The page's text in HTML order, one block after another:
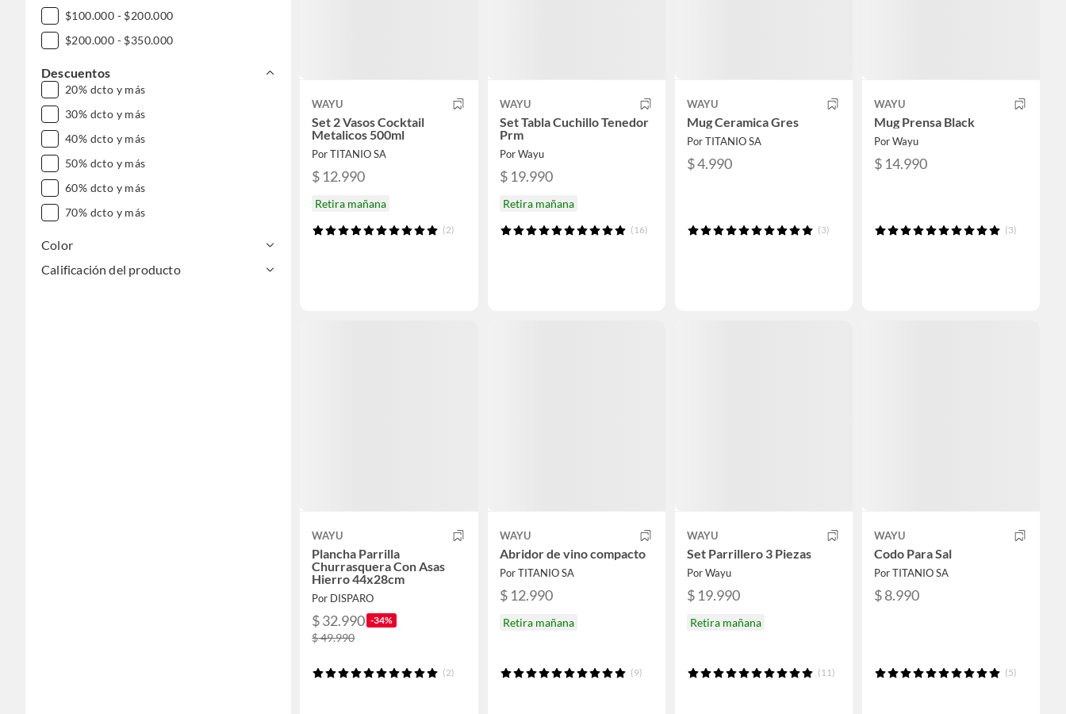
$100.000 - $200.000
$200.000 - $350.000
Descuentos
20% dcto y más
30% dcto y más
40% dcto y más
50% dcto y más
60% dcto y más
70% dcto y más
Color
Calificación del producto
WAYU
Set 2 Vasos Cocktail
Metalicos 500ml
Por TITANIO SA
$ 12.990
Retira mañana
(2)
WAYU
Set Tabla Cuchillo Tenedor
Prm
Por Wayu
$ 19.990
Retira mañana
(16)
WAYU
Mug Ceramica Gres
Por TITANIO SA
$ 4.990
(3)
WAYU
Mug Prensa Black
Por Wayu
$ 14.990
(3)
WAYU
Plancha Parrilla
Churrasquera Con Asas
Hierro 44x28cm
Por DISPARO
$ 32.990 -34%
$ 49.990
(2)
WAYU
Abridor de vino compacto
Por TITANIO SA
$ 12.990
Retira mañana
(9)
WAYU
Set Parrillero 3 Piezas
Por Wayu
$ 19.990
Retira mañana
(11)
WAYU
Codo Para Sal
Por TITANIO SA
$ 8.990
(5)